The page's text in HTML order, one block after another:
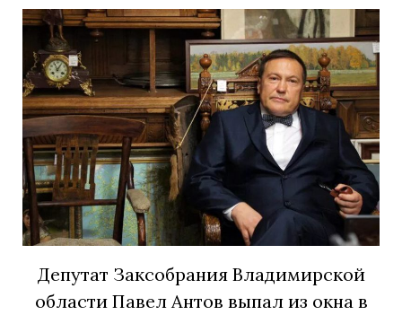
Депутат Заксобрания Владимирской
области Павел Антов выпал из окна в